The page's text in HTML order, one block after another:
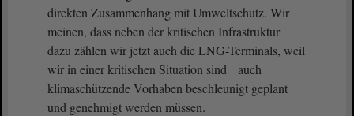
direkten Zusammenhang mit Umweltschutz. Wir
meinen, dass neben der kritischen Infrastruktur
dazu zählen wir jetzt auch die LNG-Terminals, weil
wir in einer kritischen Situation sind auch
klimaschützende Vorhaben beschleunigt geplant
und genehmigt werden müssen.